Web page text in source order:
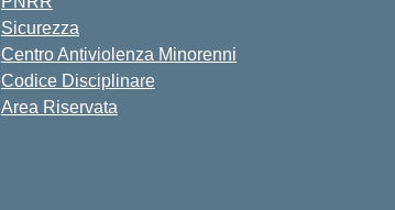
Sicurezza
Centro Antiviolenza Minorenni
Codice Disciplinare
Area Riservata